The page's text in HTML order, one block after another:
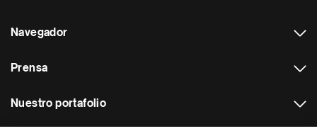
Navegador
Prensa
Nuestro portafolio